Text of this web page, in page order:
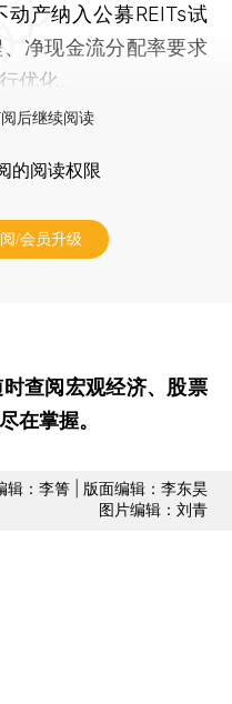
产纳入公募REITs试
净现金流分配率要求
优化。
后继续阅读
的阅读权限
/会员升级
时查阅宏观经济、股票
在掌握。
辑：李箐 | 版面编辑：李东昊
图片编辑：刘青